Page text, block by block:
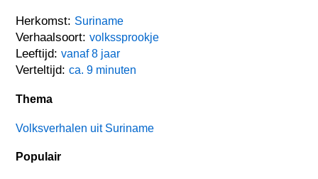
Herkomst: Suriname
Verhaalsoort:volkssprookje
Leeftijd:vanaf 8 jaar
Verteltijd:ca. 9 minuten
Thema
Volksverhalen uit Suriname
Populair